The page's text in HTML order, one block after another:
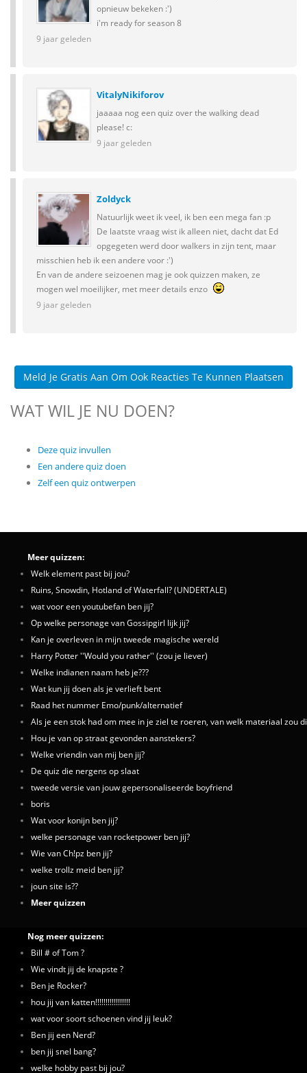
opnieuw bekeken :')
i'm ready for season 8
9 jaar geleden
VitalyNikiforov
jaaaaa nog een quiz over the walking dead
please! c:
9 jaar geleden
Zoldyck
Natuurlijk weet ik veel, ik ben een mega fan :p
De laatste vraag wist ik alleen niet, dacht dat Ed
opgegeten werd door walkers in zijn tent, maar
misschien heb ik een andere voor :')
En van de andere seizoenen mag je ook quizzen maken, ze
mogen wel moeilijker, met meer details enzo
9 jaar geleden
Meld Je Gratis Aan Om Ook Reacties Te Kunnen Plaatsen
WAT WIL JE NU DOEN?
Deze quiz invullen
Een andere quiz doen
Zelf een quiz ontwerpen
Meer quizzen:
Welk element past bij jou?
Ruins, Snowdin, Hotland of Waterfall? (UNDERTALE)
wat voor een youtubefan ben jij?
Op welke personage van Gossipgirl lijk jij?
Kan je overleven in mijn tweede magische wereld
Harry Potter ''Would you rather'' (zou je liever)
Welke indianen naam heb je???
Wat kun jij doen als je verlieft bent
Raad het nummer Emo/punk/alternatief
Als je een stok had om mee in je ziel te roeren, van welk materiaal zou
Hou je van op straat gevonden aanstekers?
Welke vriendin van mij ben jij?
De quiz die nergens op slaat
tweede versie van jouw gepersonaliseerde boyfriend
boris
Wat voor konijn ben jij?
welke personage van rocketpower ben jij?
Wie van Ch!pz ben jij?
welke trollz meid ben jij?
joun site is??
Meer quizzen
Nog meer quizzen:
Bill # of Tom ?
Wie vindt jij de knapste ?
Ben je Rocker?
hou jij van katten!!!!!!!!!!!!!!!!!
wat voor soort schoenen vind jij leuk?
Ben jij een Nerd?
ben jij snel bang?
welke hobby past bij jou?